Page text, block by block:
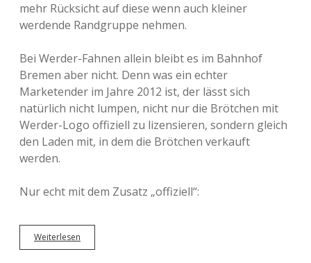
mehr Rücksicht auf diese wenn auch kleiner
werdende Randgruppe nehmen.
Bei Werder-Fahnen allein bleibt es im Bahnhof
Bremen aber nicht. Denn was ein echter
Marketender im Jahre 2012 ist, der lässt sich
natürlich nicht lumpen, nicht nur die Brötchen mit
Werder-Logo offiziell zu lizensieren, sondern gleich
den Laden mit, in dem die Brötchen verkauft
werden.
Nur echt mit dem Zusatz „offiziell“:
Weiterlesen
n